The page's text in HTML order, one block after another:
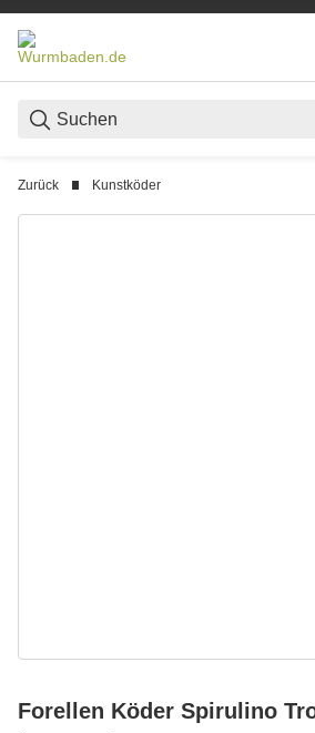
Zurück Kunstköder
Forellen Köder Spirulino